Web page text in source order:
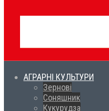
АГРАРНІ КУЛЬТУРИ
Зернові
Соняшник
Кукурудза